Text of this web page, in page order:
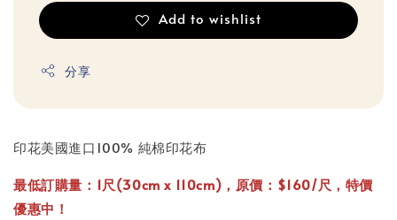
Add to wishlist
分享
印花美國進口100% 純棉印花布
最低訂購量：1尺(30cm x 110cm)，原價：$160/尺，特價
優惠中！